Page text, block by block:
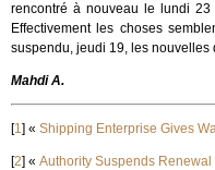
rencontré à nouveau le lundi
Effectivement les choses
suspendu, jeudi 19, les nouvelles
Mahdi A.
[1] « Shipping Enterprise Gives
[2] « Authority Suspends